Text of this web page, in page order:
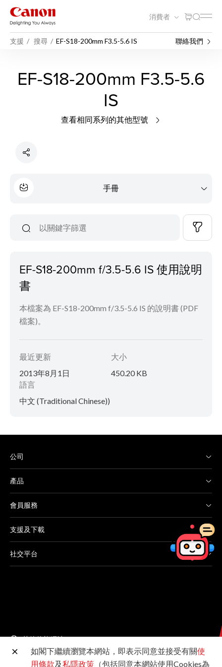
消費者
支援 搜尋 EF-S18-200mm F3.5-5.6 IS 聯絡我們
EF-S18-200mm F3.5-5.6
IS
查看相同系列的其他型號
手冊
EF-S18-200mm f/3.5-5.6 IS 使用說明
書
本檔案為 EF-S18-200mm f/3.5-5.6 IS 的說明書 (PDF
檔案)。
最近更新
2013年8月1日
大小
450.20 KB
語言
中文 (Traditional Chinese))
公司
產品
會員服務
支援及下載
社交平台
其他佳能網站
如閣下繼續瀏覽本網站，即表示同意並接受有關使
用條款及私隱政策 （包括同意本網站使用Cookies為